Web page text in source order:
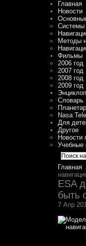
Главная
Новости
Системы
Методы
Фильмы
2006 год
2007 год
2008 год
2009 год
Словарь
Nasa
Для
Другое
Новости
Учебные
Главная
ESA
быть
7 Апр